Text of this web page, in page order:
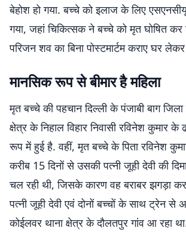
बेहोश हो गया. बच्चे को इलाज के लिए एसएनसीयू
गया, जहां चिकित्सक ने बच्चे को मृत घोषित
परिजन शव का बिना पोस्टमार्टम कराए घर
मानसिक रूप से बीमार है महिला
मृत बच्चे की पहचान दिल्ली के पंजाबी बाग
क्षेत्र के निहाल विहार निवासी रविनेश कुमार
रूप में हुई है. वहीं, मृत बच्चे के पिता रविनेश
करीब 15 दिनों से उसकी पत्नी जूही देवी की
चल रही थी, जिसके कारण वह बराबर झगड़ा
पत्नी जूही देवी एवं दोनों बच्चों के साथ ट्रेन से
कोईलवर थाना क्षेत्र के दौलतपुर गांव आ रहा